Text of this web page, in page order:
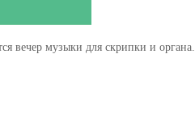
вечер музыки для скрипки и органа.